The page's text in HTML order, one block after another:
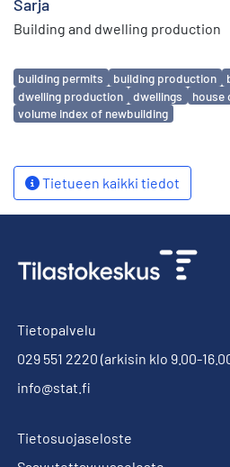
Sarja
Building and dwelling production
Avainsanat
building permits building production
dwelling production
dwellings
house
volume index of newbuilding
Tietueen kaikki tiedot
Tietopalvelu
029 551 2220 (arkisin klo 9.00-
info@stat.fi
Tietosuojaseloste